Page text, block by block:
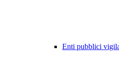
Enti pubblici